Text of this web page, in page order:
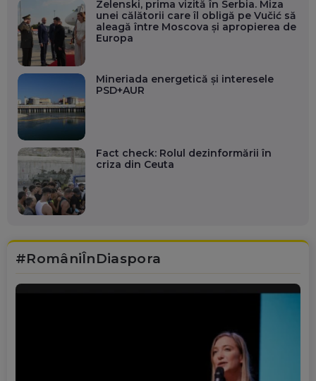
Zelenski, prima vizită în Serbia. Miza
unei călătorii care îl obligă pe Vučić să
aleagă între Moscova și apropierea de
Europa
Mineriada energetică și interesele
PSD+AUR
Fact check: Rolul dezinformării în
criza din Ceuta
#RomâniÎnDiaspora